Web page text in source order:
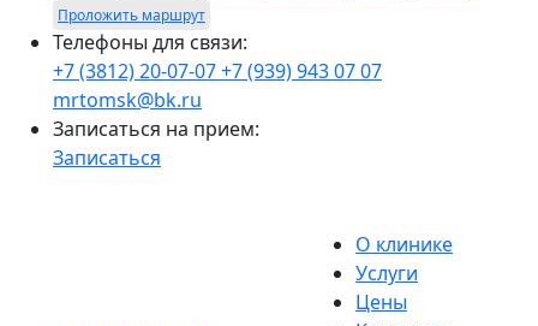
Проложить маршрут
Телефоны для связи:
+7 (3812) 20-07-07+7 (939) 943 07 07
mrtomsk@bk.ru
Записаться на прием:
Записаться
О клинике
Услуги
Цены